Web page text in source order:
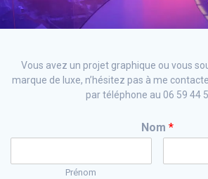
Vous avez un projet graphique ou vous
marque de luxe, n’hésitez pas à me
par téléphone au 06 59 44
Nom *
Prénom